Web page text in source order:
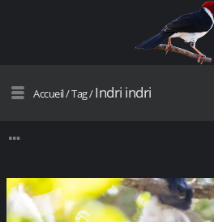
Accueil/Tag/Indri indri